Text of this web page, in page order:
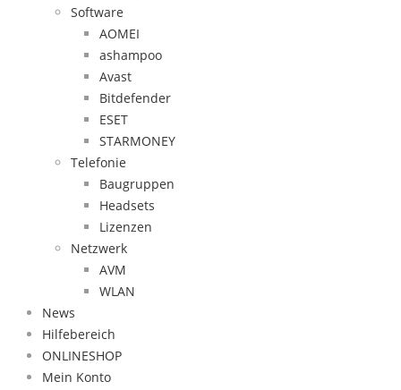
Software
AOMEI
ashampoo
Avast
Bitdefender
ESET
STARMONEY
Telefonie
Baugruppen
Headsets
Lizenzen
Netzwerk
AVM
WLAN
News
Hilfebereich
ONLINESHOP
Mein Konto